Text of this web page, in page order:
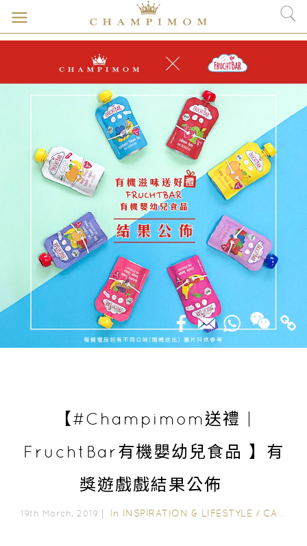
【#Champimom送禮 |
FruchtBar有機嬰幼兒食品 】有
獎遊戲戲結果公佈
19th March, 2019｜ In INSPIRATION & LIFESTYLE / CAMPAIGN WINNERS